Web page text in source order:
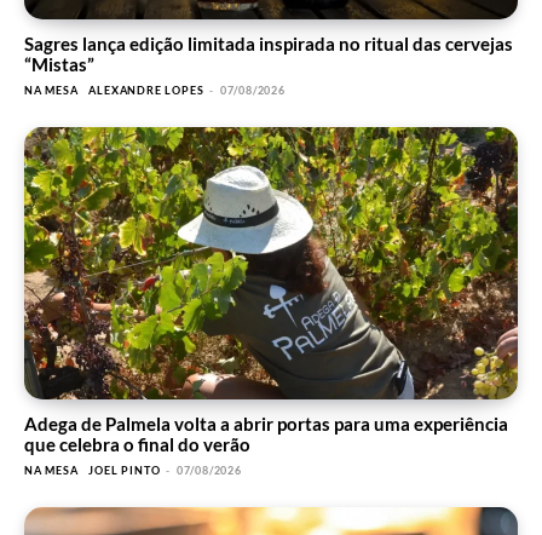
Sagres lança edição limitada inspirada no ritual das cervejas
“Mistas”
NA MESA ALEXANDRE LOPES - 07/08/2026
Adega de Palmela volta a abrir portas para uma experiência
que celebra o final do verão
NA MESA JOEL PINTO - 07/08/2026